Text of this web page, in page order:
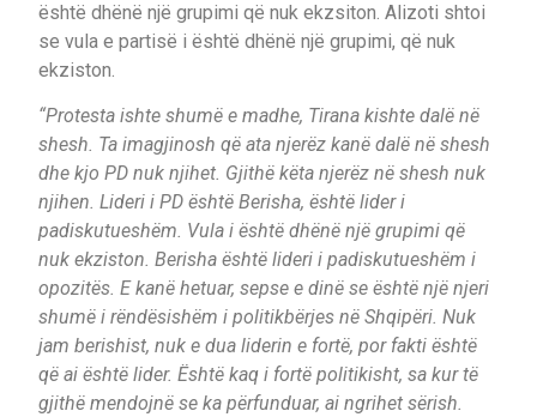
është dhënë një grupimi që nuk ekzsiton. Alizoti shtoi
se vula e partisë i është dhënë një grupimi, që nuk
ekziston.
“Protesta ishte shumë e madhe, Tirana kishte dalë në
shesh. Ta imagjinosh që ata njerëz kanë dalë në shesh
dhe kjo PD nuk njihet. Gjithë këta njerëz në shesh nuk
njihen. Lideri i PD është Berisha, është lider i
padiskutueshëm. Vula i është dhënë një grupimi që
nuk ekziston. Berisha është lideri i padiskutueshëm i
opozitës. E kanë hetuar, sepse e dinë se është një njeri
shumë i rëndësishëm i politikbërjes në Shqipëri. Nuk
jam berishist, nuk e dua liderin e fortë, por fakti është
që ai është lider. Është kaq i fortë politikisht, sa kur të
gjithë mendojnë se ka përfunduar, ai ngrihet sërish.